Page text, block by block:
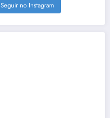
Seguir no Instagram